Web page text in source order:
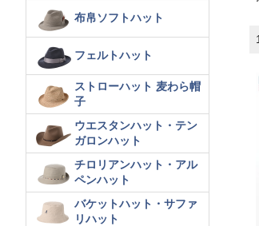
布帛ソフトハット
フェルトハット
ストローハット 麦わら帽
子
ウエスタンハット・テン
ガロンハット
チロリアンハット・アル
ペンハット
バケットハット・サファ
リハット